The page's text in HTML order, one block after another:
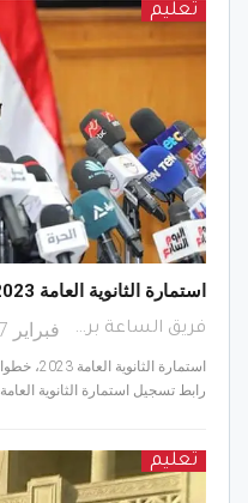
تعليم
استمارة الثانوية العامة 2023.. إليك الرابط وخطوات التسجيل
فريق الساعة برس فبراير 27, 2023
رابط تسجيل استمارة الثانوية العامة 2023،…
تعليم